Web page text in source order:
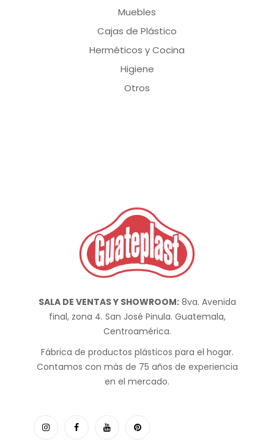
Muebles
Cajas de Plástico
Herméticos y Cocina
Higiene
Otros
SALA DE VENTAS Y SHOWROOM:8va. Avenida
final, zona 4. San José Pinula. Guatemala,
Centroamérica.
Fábrica de productos plásticos para el hogar.
Contamos con más de 75 años de experiencia
en el mercado.